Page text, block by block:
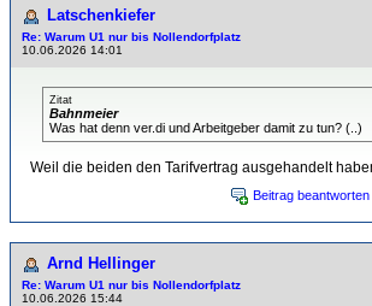
Latschenkiefer
Re: Warum U1 nur bis Nollendorfplatz
10.06.2026 14:01
Zitat
Bahnmeier
Was hat denn ver.di und Arbeitgeber damit zu tun? (..)
Weil die beiden den Tarifvertrag ausgehandelt
Beitrag beantworten
Arnd Hellinger
Re: Warum U1 nur bis Nollendorfplatz
10.06.2026 15:44